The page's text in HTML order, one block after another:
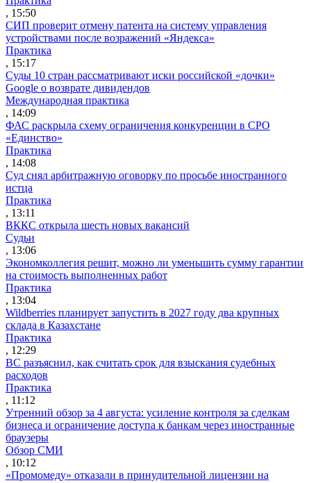
, 15:50
СИП проверит отмену патента на систему управления
устройствами после возражений «Яндекса»
Практика
, 15:17
Суды 10 стран рассматривают иски российской «дочки»
Google о возврате дивидендов
Международная практика
, 14:09
ФАС раскрыла схему ограничения конкуренции в СРО
«Единство»
Практика
, 14:08
Суд снял арбитражную оговорку по просьбе иностранного
истца
Практика
, 13:11
ВККС открыла шесть новых вакансий
Судьи
, 13:06
Экономколлегия решит, можно ли уменьшить сумму гарантии
на стоимость выполненных работ
Практика
, 13:04
Wildberries планирует запустить в 2027 году два крупных
склада в Казахстане
Практика
, 12:29
ВС разъяснил, как считать срок для взыскания судебных
расходов
Практика
, 11:12
Утренний обзор за 4 августа: усиление контроля за сделкам
бизнеса и ограничение доступа к банкам через иностранные
браузеры
Обзор СМИ
, 10:12
«Промомеду» отказали в принудительной лицензии на